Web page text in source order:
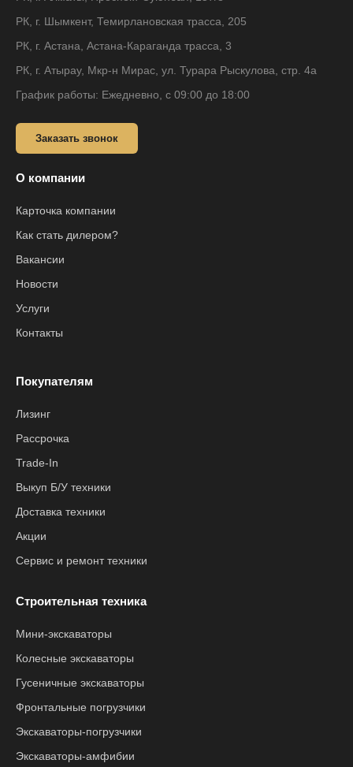
РК, г. Шымкент, Темирлановская трасса, 205
РК, г. Астана, Астана-Караганда трасса, 3
РК, г. Атырау, Мкр-н Мирас, ул. Турара Рыскулова, стр. 4а
График работы: Ежедневно, с 09:00 до 18:00
Заказать звонок
О компании
Карточка компании
Как стать дилером?
Вакансии
Новости
Услуги
Контакты
Покупателям
Лизинг
Рассрочка
Trade-In
Выкуп Б/У техники
Доставка техники
Акции
Сервис и ремонт техники
Строительная техника
Мини-экскаваторы
Колесные экскаваторы
Гусеничные экскаваторы
Фронтальные погрузчики
Экскаваторы-погрузчики
Экскаваторы-амфибии